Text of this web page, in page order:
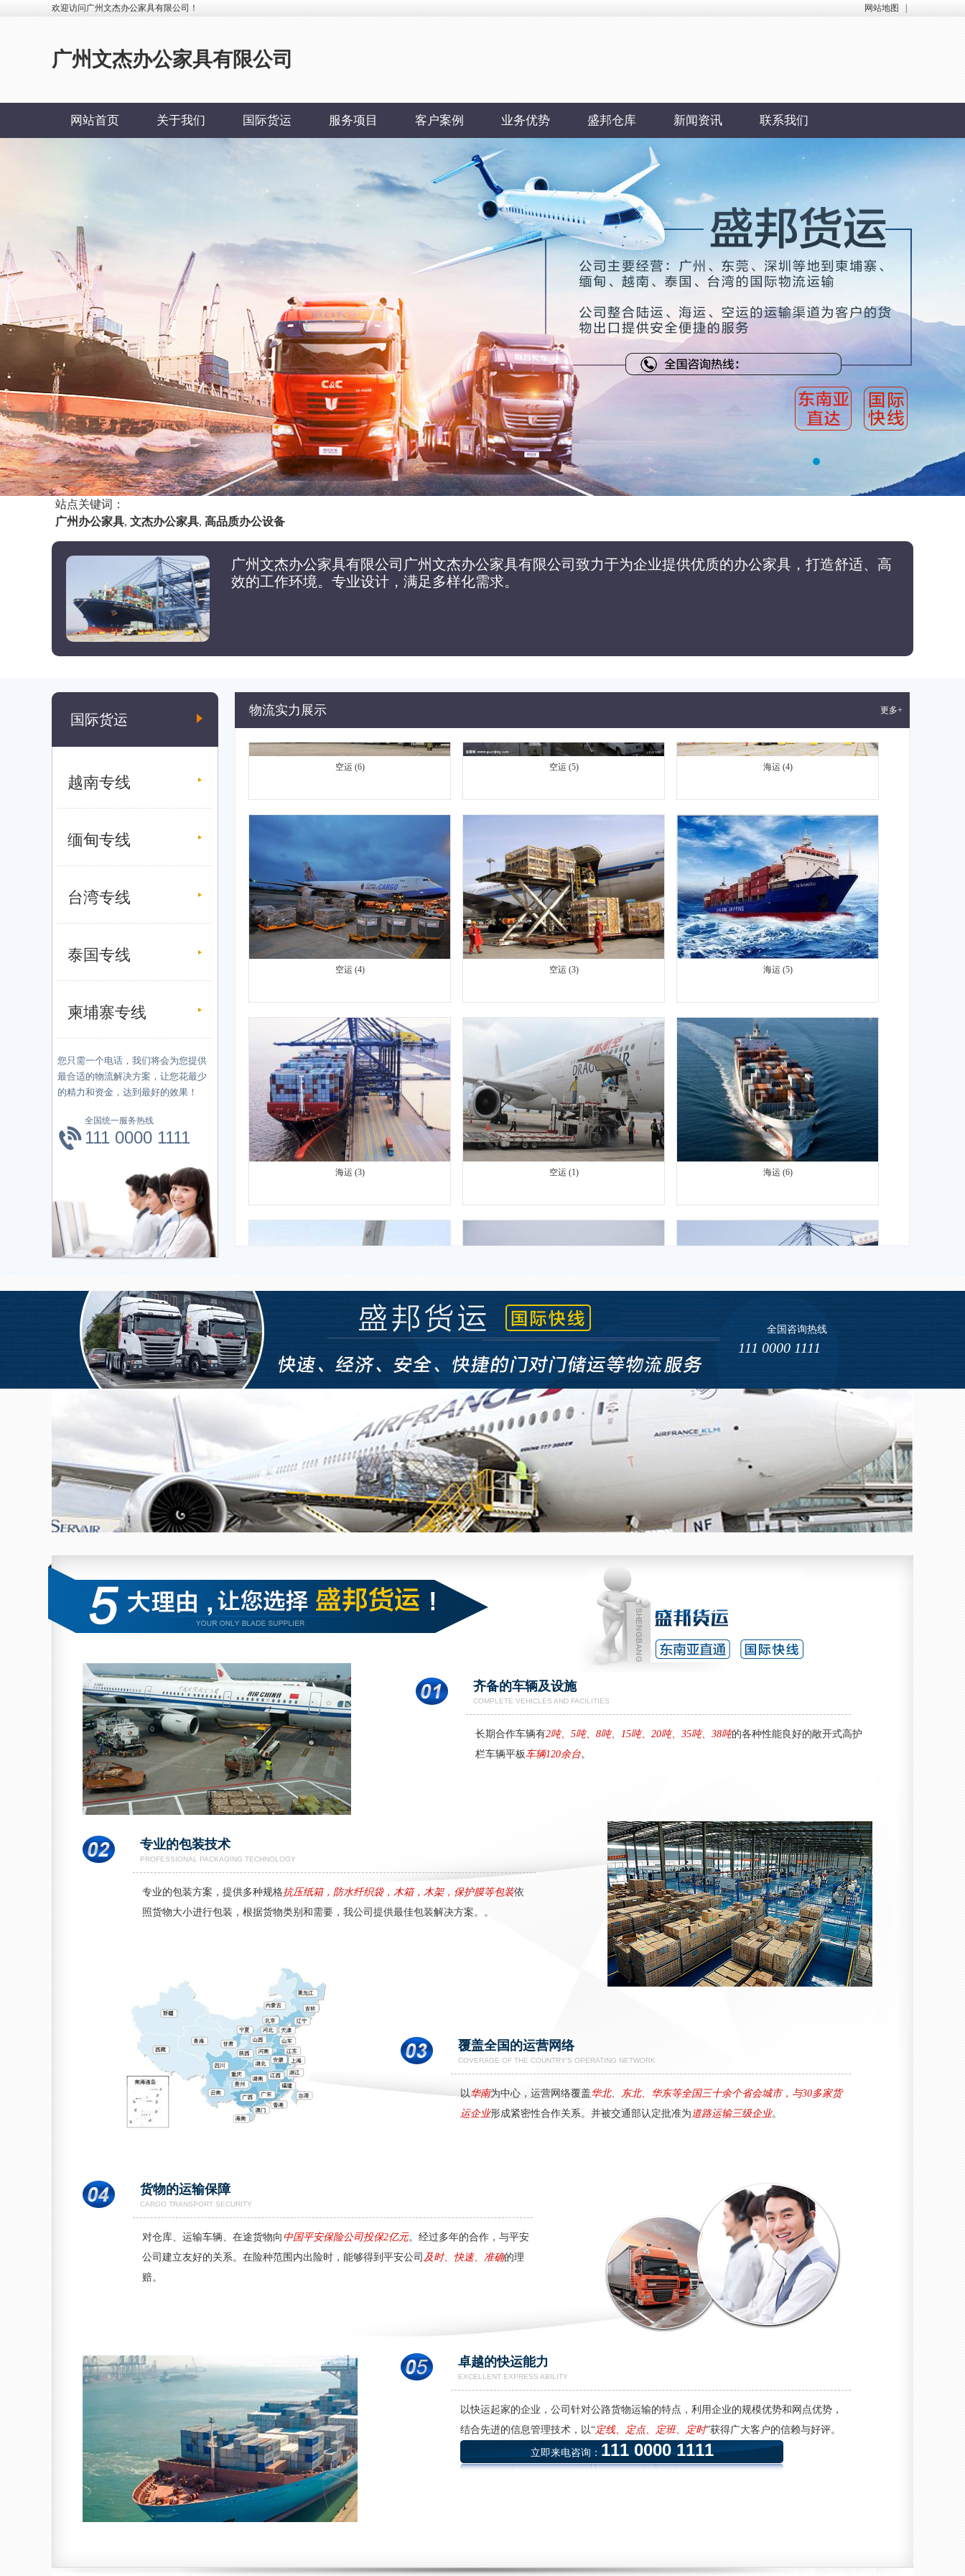
欢迎访问广州文杰办公家具有限公司！ 网站地图
广州文杰办公家具有限公司
网站首页 关于我们 国际货运 服务项目 客户案例 业务优势 盛邦仓库 新闻资讯 联系我们
站点关键词：
广州办公家具, 文杰办公家具, 高品质办公设备
广州文杰办公家具有限公司广州文杰办公家具有限公司致力于为企业提供优质的办公家具，打造舒适、高
效的工作环境。专业设计，满足多样化需求。
国际货运
越南专线
缅甸专线
台湾专线
泰国专线
柬埔寨专线
您只需一个电话，我们将会为您提供
最合适的物流解决方案，让您花最少
的精力和资金，达到最好的效果！
全国统一服务热线
111 0000 1111
更多+
物流实力展示
空运 (6) 空运 (5) 海运 (4)
空运 (4) 空运 (3) 海运 (5)
海运 (3) 空运 (1) 海运 (6)
海运 (4)
海运 (3) 空运 (1) 海运 (6)
全国咨询热线
111 0000 1111
齐备的车辆及设施
COMPLETE VEHICLES AND FACILITIES
长期合作车辆有2吨、5吨、8吨、15吨、20吨、35吨、38吨的各种性能良好的敞开式高护
栏车辆平板车辆120余台。
专业的包装技术
PROFESSIONAL PACKAGING TECHNOLOGY
专业的包装方案，提供多种规格抗压纸箱，防水纤织袋，木箱，木架，保护膜等包装依
照货物大小进行包装，根据货物类别和需要，我公司提供最佳包装解决方案。。
覆盖全国的运营网络
COVERAGE OF THE COUNTRY'S OPERATING NETWORK
以华南为中心，运营网络覆盖华北、东北、华东等全国三十余个省会城市，与30多家货
运企业形成紧密性合作关系。并被交通部认定批准为道路运输三级企业。
货物的运输保障
CARGO TRANSPORT SECURITY
对仓库、运输车辆、在途货物向 中国平安保险公司投保2亿元。经过多年的合作，与平安
公司建立友好的关系。在险种范围内出险时，能够得到平安公司 及时、快速、准确的理
赔。
卓越的快运能力
EXCELLENT EXPRESS ABILITY
以快运起家的企业，公司针对公路货物运输的特点，利用企业的规模优势和网点优势，
结合先进的信息管理技术，以“定线、定点、定班、定时”获得广大客户的信赖与好评。
立即来电咨询： 111 0000 1111